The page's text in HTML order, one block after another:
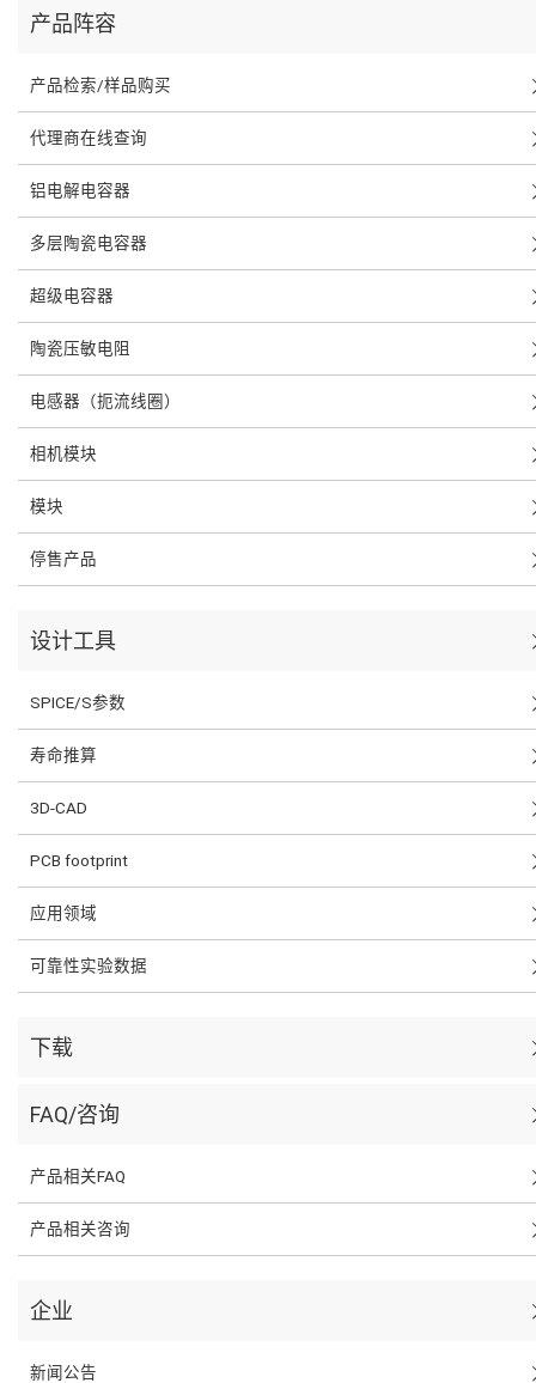
产品阵容
产品检索/样品购买
代理商在线查询
铝电解电容器
多层陶瓷电容器
超级电容器
陶瓷压敏电阻
电感器（扼流线圈）
相机模块
模块
停售产品
设计工具
SPICE/S参数
寿命推算
3D-CAD
PCB footprint
应用领域
可靠性实验数据
下载
FAQ/咨询
产品相关FAQ
产品相关咨询
企业
新闻公告